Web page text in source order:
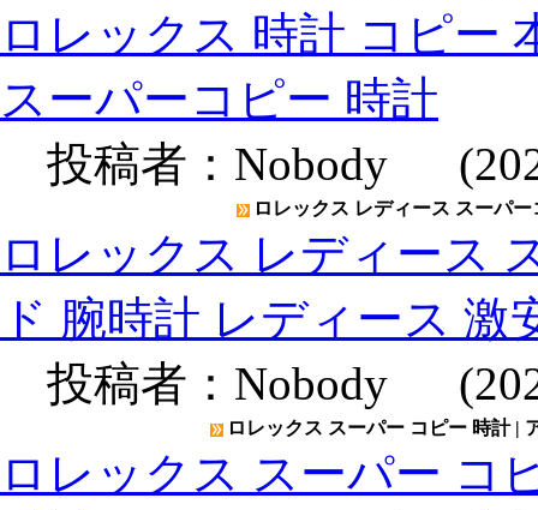
ロレックス 時計 コピー
スーパーコピー 時計
投稿者： Nobody
ロレックス レディース スーパ
ロレックス レディース
ド 腕時計 レディース 激
投稿者： Nobody
ロレックス スーパー コピー 時計 |
ロレックス スーパー コ